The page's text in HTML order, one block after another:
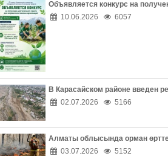
07.08 Защита детей требует совместных
07.08 Свыше 1900 ИИ-фильмов из более
07.08 У граждан высокие ожидания от
07.08 ОТБАСЫ – ОТАН ҚОРҒАУШЫНЫҢ
07.08 Еліміздің ертеңі – әрбір азаматтың
07.08 Более 100 объектов планируется
Объявляется конкурс на
10.06.2026
6057
В Карасайском районе введен
02.07.2026
5166
Алматы облысында орман
03.07.2026
5152